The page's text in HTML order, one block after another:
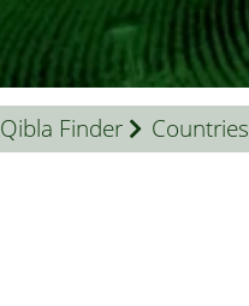
Qibla Finder Countries